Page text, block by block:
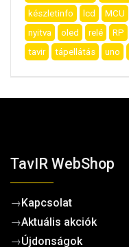
készletinfo
lcd MCU
nyitva
oled relé RP
tavir
tápellátás uno
TavIR WebShop
→Kapcsolat
→Aktuális akciók
→Újdonságok